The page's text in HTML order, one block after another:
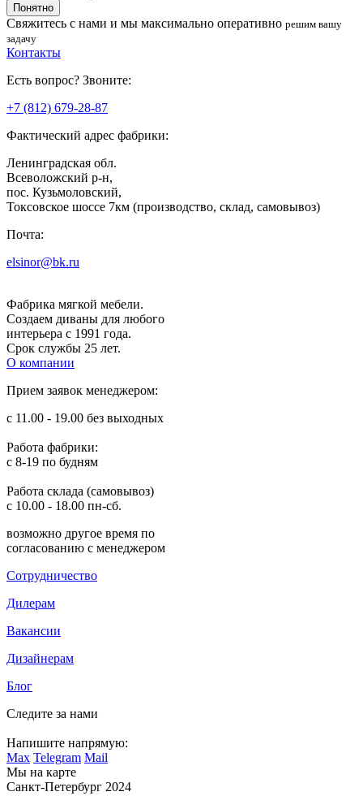
Понятно
Свяжитесь с нами и мы максимально оперативно решим вашу
задачу
Контакты
Есть вопрос? Звоните:
+7 (812) 679-28-87
Фактический адрес фабрики:
Ленинградская обл.
Всеволожский р-н,
пос. Кузьмоловский,
Токсовское шоссе 7км (производство, склад, самовывоз)
Почта:
elsinor@bk.ru
Фабрика мягкой мебели.
Создаем диваны для любого
интерьера с 1991 года.
Срок службы 25 лет.
О компании
Прием заявок менеджером:
с 11.00 - 19.00 без выходных
Работа фабрики:
с 8-19 по будням
Работа склада (самовывоз)
с 10.00 - 18.00 пн-сб.
возможно другое время по
согласованию с менеджером
Сотрудничество
Дилерам
Вакансии
Дизайнерам
Блог
Следите за нами
Напишите напрямую:
Max Telegram Mail
Мы на карте
Санкт-Петербург 2024